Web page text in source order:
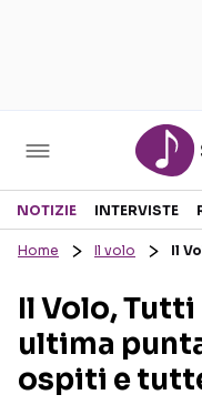
Sezioni
RECENSIONI
INTERVISTE
GOSSIP E
NOTIZIE INTERVISTE
Home Il volo Il
Il Volo,
ultima
ospiti e